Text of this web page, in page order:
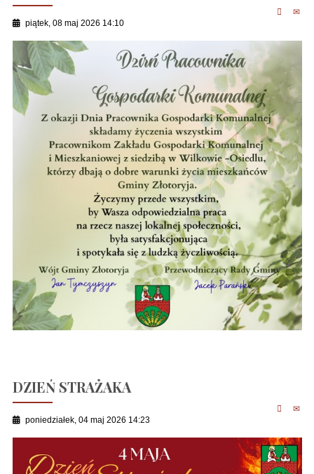
piątek, 08 maj 2026 14:10
DZIEŃ STRAŻAKA
poniedziałek, 04 maj 2026 14:23